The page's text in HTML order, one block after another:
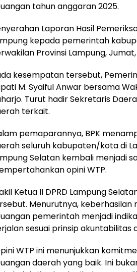
tahun anggaran 2025.
Laporan Hasil
kepada pemerintah
Provinsi Lampung, Jumat,
kesempatan tersebut,
M. Syaiful Anwar bersama
Turut hadir Sekretaris
terkait.
pemaparannya, BPK
seluruh kabupaten/kota di
Selatan kembali menjadi
opini WTP.
Ketua II DPRD Lampung
Menurutnya,
pemerintah menjadi
sesuai prinsip akuntabilitas
WTP ini menunjukkan
daerah yang baik. Ini